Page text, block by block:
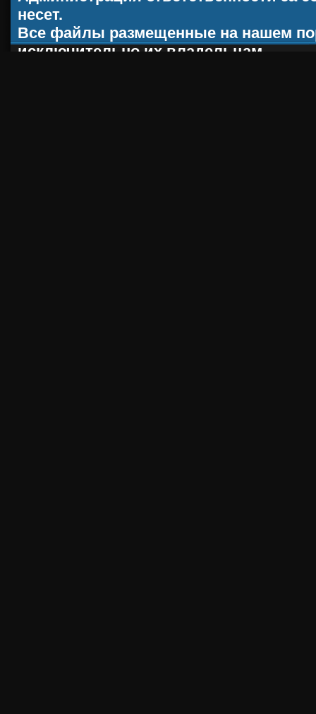
несет.
Все файлы размещенные на нашем
исключительно их владельцам.